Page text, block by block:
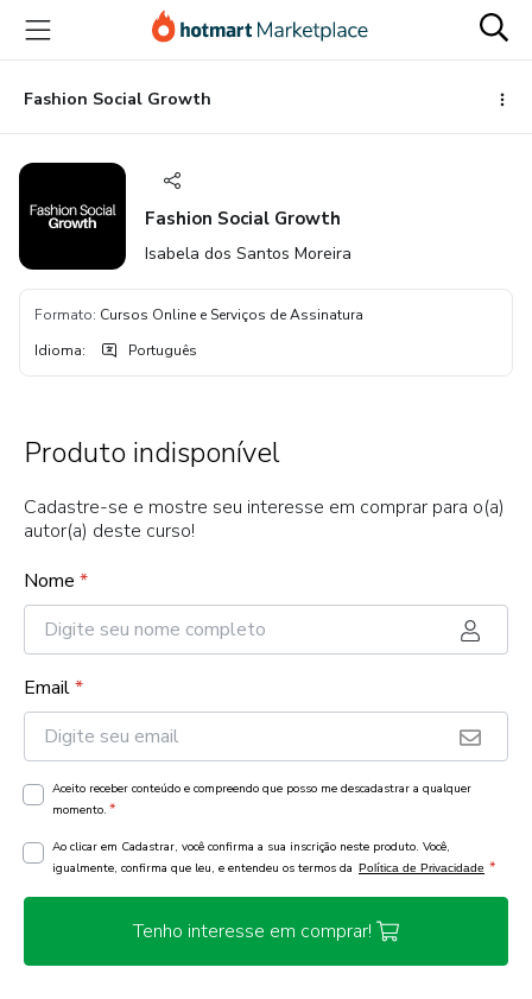
para
conteúdo
principal
para
pagamento
para
rodapé
Fashion Social Growth
Fashion Social Growth
Isabela dos Santos Moreira
Formato: Cursos Online e Serviços de Assinatura
Idioma: Português
Produto indisponível
Cadastre-se e mostre seu interesse em comprar para o(a)
autor(a) deste curso!
Nome *
Email*
Aceito receber conteúdo e compreendo que posso me descadastrar a qualquer
momento. *
Ao clicar em Cadastrar, você confirma a sua inscrição neste produto. Você,
igualmente, confirma que leu, e entendeu os termos da Política de Privacidade *
Tenho interesse em comprar!